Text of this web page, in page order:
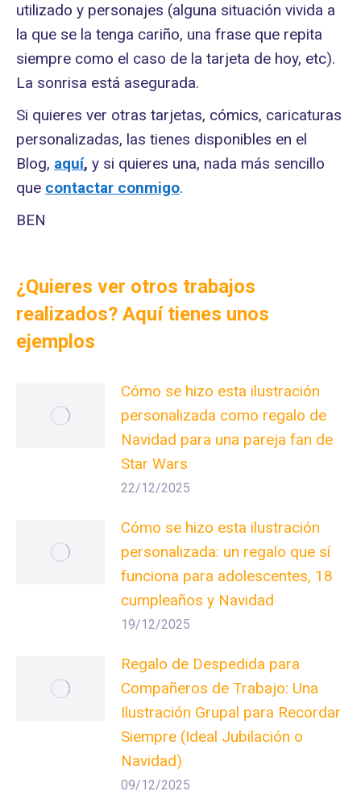
utilizado y personajes (alguna situación vivida a
la que se la tenga cariño, una frase que repita
siempre como el caso de la tarjeta de hoy, etc).
La sonrisa está asegurada.
Si quieres ver otras tarjetas, cómics, caricaturas
personalizadas, las tienes disponibles en el
Blog, aquí, y si quieres una, nada más sencillo
que contactar conmigo.
BEN
¿Quieres ver otros trabajos
realizados? Aquí tienes unos
ejemplos
Cómo se hizo esta ilustración
personalizada como regalo de
Navidad para una pareja fan de
Star Wars
22/12/2025
Cómo se hizo esta ilustración
personalizada: un regalo que sí
funciona para adolescentes, 18
cumpleaños y Navidad
19/12/2025
Regalo de Despedida para
Compañeros de Trabajo: Una
Ilustración Grupal para Recordar
Siempre (Ideal Jubilación o
Navidad)
09/12/2025